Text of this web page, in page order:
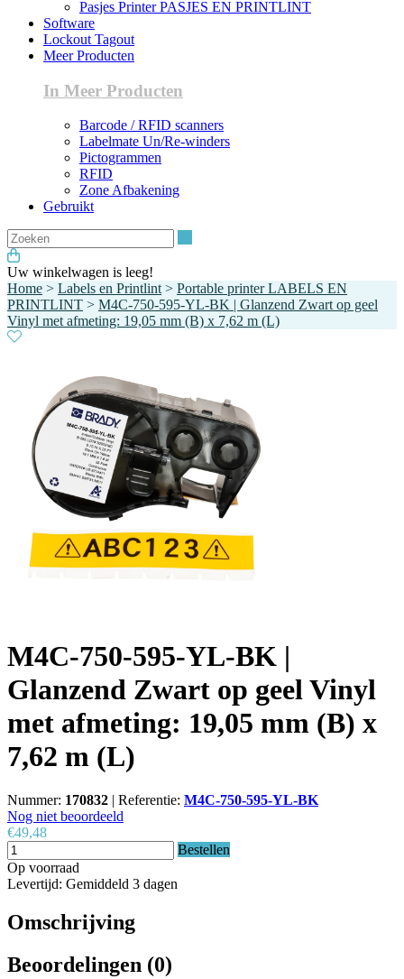
Pasjes Printer PASJES EN PRINTLINT
Software
Lockout Tagout
Meer Producten
In Meer Producten
Barcode / RFID scanners
Labelmate Un/Re-winders
Pictogrammen
RFID
Zone Afbakening
Gebruikt
Uw winkelwagen is leeg!
Home > Labels en Printlint > Portable printer LABELS EN
PRINTLINT > M4C-750-595-YL-BK | Glanzend Zwart op geel
Vinyl met afmeting: 19,05 mm (B) x 7,62 m (L)
M4C-750-595-YL-BK |
Glanzend Zwart op geel Vinyl
met afmeting: 19,05 mm (B) x
7,62 m (L)
Nummer: 170832 | Referentie: M4C-750-595-YL-BK
Nog niet beoordeeld
€49,48
Bestellen
Op voorraad
Levertijd: Gemiddeld 3 dagen
Omschrijving
Beoordelingen (0)